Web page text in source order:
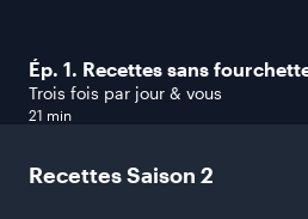
Ép. 1. Recettes sans
Trois fois par jour & vous
21 min
Recettes Saison 2